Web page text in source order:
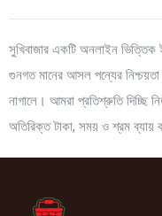
সুখিবাজার একটি অনলাইন ভিত্তিক
গুনগত মানের আসল পন্যের
নাগালে। আমরা প্রতিশ্রুতি
অতিরিক্ত টাকা, সময় ও শ্রম